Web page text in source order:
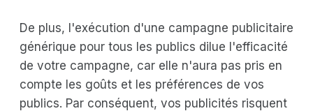
De plus, l'exécution d'une campagne publicitaire
générique pour tous les publics dilue l'efficacité
de votre campagne, car elle n'aura pas pris en
compte les goûts et les préférences de vos
publics. Par conséquent, vos publicités risquent